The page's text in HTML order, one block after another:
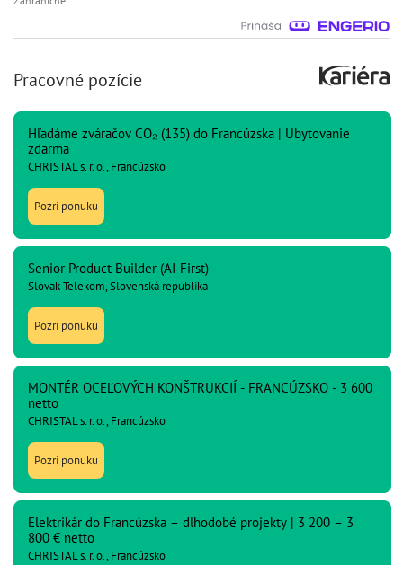
Pracovné pozície
Hľadáme zváračov CO₂ (135) do Francúzska | Ubytovanie
zdarma
CHRISTAL s. r. o., Francúzsko
Pozri ponuku
Senior Product Builder (AI-First)
Slovak Telekom, Slovenská republika
Pozri ponuku
MONTÉR OCEĽOVÝCH KONŠTRUKCIÍ - FRANCÚZSKO - 3 600
netto
CHRISTAL s. r. o., Francúzsko
Pozri ponuku
Elektrikár do Francúzska – dlhodobé projekty | 3 200 – 3
800 € netto
CHRISTAL s. r. o., Francúzsko